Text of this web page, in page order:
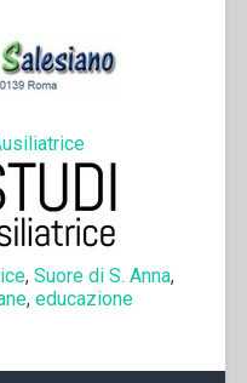
, Suore di S. Anna,
, educazione